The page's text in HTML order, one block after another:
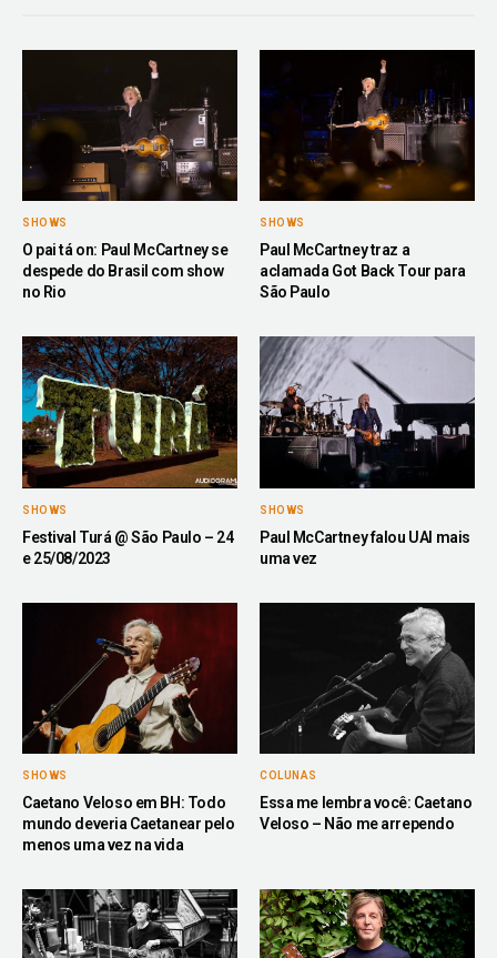
SHOWS
O pai tá on: Paul McCartney se
despede do Brasil com show
no Rio
SHOWS
Paul McCartney traz a
aclamada Got Back Tour para
São Paulo
SHOWS
Festival Turá @ São Paulo – 24
e 25/08/2023
SHOWS
Paul McCartney falou UAI mais
uma vez
SHOWS
Caetano Veloso em BH: Todo
mundo deveria Caetanear pelo
menos uma vez na vida
COLUNAS
Essa me lembra você: Caetano
Veloso – Não me arrependo